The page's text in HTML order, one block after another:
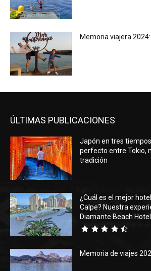
Memoria viajera
ÚLTIMAS PUBLICACIONES
Japón en tres
perfecto entre Tokio,
tradición
¿Cuál es el mejor
Calpe? Nuestra
Diamante Beach
Memoria de viajes